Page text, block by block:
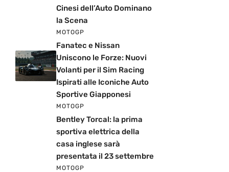
Cinesi dell’Auto Dominano
la Scena
MOTOGP
Fanatec e Nissan
Uniscono le Forze: Nuovi
Volanti per il Sim Racing
Ispirati alle Iconiche Auto
Sportive Giapponesi
MOTOGP
Bentley Torcal: la prima
sportiva elettrica della
casa inglese sarà
presentata il 23 settembre
MOTOGP